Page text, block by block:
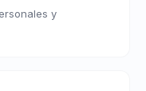
y